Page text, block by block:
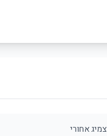
צמיג אחורי